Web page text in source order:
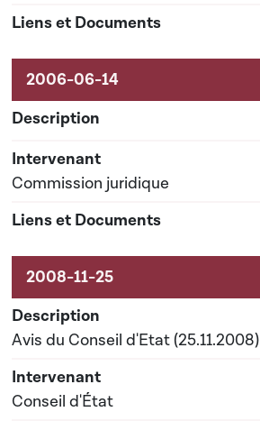
Commission juridique
Avis du Conseil d'Etat (25.11.2008)
Conseil d'État